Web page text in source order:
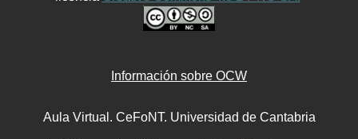
Información sobre OCW
Aula Virtual. CeFoNT. Universidad de Cantabria